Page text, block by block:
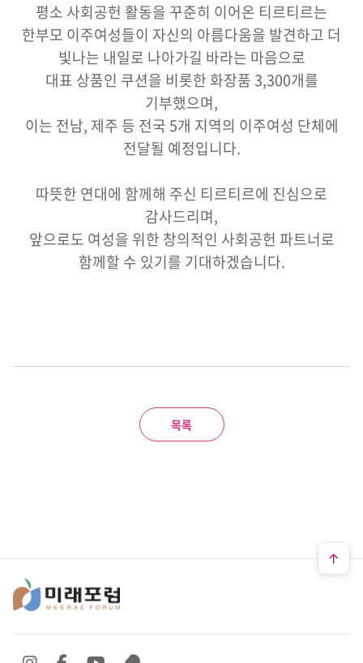
평소 사회공헌 활동을 꾸준히 이어온 티르티르는
한부모 이주여성들이 자신의 아름다움을 발견하고 더
빛나는 내일로 나아가길 바라는 마음으로
대표 상품인 쿠션을 비롯한 화장품 3,300개를
기부했으며,
이는 전남, 제주 등 전국 5개 지역의 이주여성 단체에
전달될 예정입니다.
따뜻한 연대에 함께해 주신 티르티르에 진심으로
감사드리며,
앞으로도 여성을 위한 창의적인 사회공헌 파트너로
함께할 수 있기를 기대하겠습니다.
목록